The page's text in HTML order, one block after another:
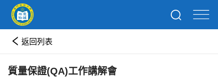
返回列表
質量保證(QA)工作講解會